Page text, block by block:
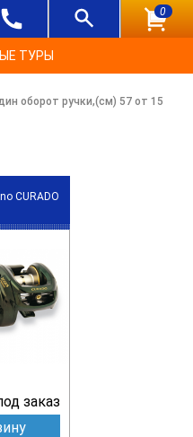
0
ТУРЫ
оборот ручки,(см) 57 от 15
CURADO
заказ